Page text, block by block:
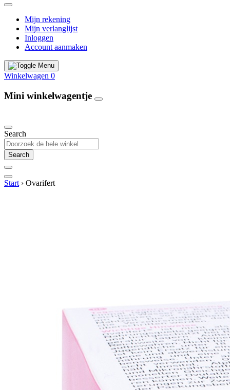
Mijn rekening
Mijn verlanglijst
Inloggen
Account aanmaken
Winkelwagen 0
Mini winkelwagentje
Search
Search
Start › Ovarifert